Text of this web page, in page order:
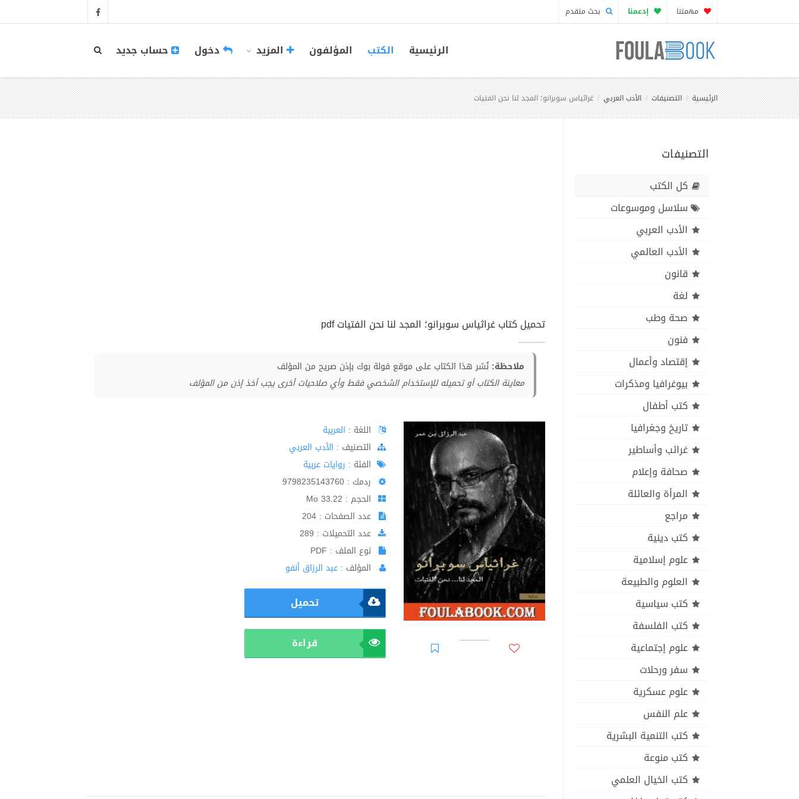
مهمتنا إدعمنا بحث متقدم
الرئيسية الكتب المؤلفون المزيد دخول حساب جديد
الرئيسية التصنيفات الأدب العربي غراثياس سوبرانو؛ المجد لنا نحن الفتيات
التصنيفات
كل الكتب
سلاسل وموسوعات
الأدب العربي
الأدب العالمي
قانون
لغة
صحة وطب
فنون
إقتصاد وأعمال
بيوغرافيا ومذكرات
كتب أطفال
تاريخ وجغرافيا
غرائب وأساطير
صحافة وإعلام
المرأة والعائلة
مراجع
كتب دينية
علوم إسلامية
العلوم والطبيعة
كتب سياسية
كتب الفلسفة
علوم إجتماعية
سفر ورحلات
علوم عسكرية
علم النفس
كتب التنمية البشرية
كتب منوعة
كتب الخيال العلمي
تحميل كتاب غراثياس سوبرانو؛ المجد لنا نحن الفتيات pdf
ملاحظة: نُشر هذا الكتاب على موقع فولة بوك بإذن صريح من المؤلف
معاينة الكتاب أو تحميله للإستخدام الشخصي فقط وأي صلاحيات أخرى يجب أخذ إذن من المؤلف
اللغة : العربية
اﻟﺘﺼﻨﻴﻒ : الأدب العربي
الفئة : روايات عربية
ردمك : 9798235143760
الحجم : 33.22 Mo
عدد الصفحات : 204
عدد التحميلات : 289
نوع الملف : PDF
المؤلف : عبد الرزاق أنفو
تحميل
قراءة